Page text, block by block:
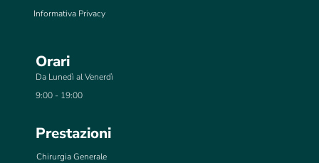
Informativa Privacy
Orari
Da Lunedì al Venerdì
9:00 - 19:00
Prestazioni
Chirurgia Generale